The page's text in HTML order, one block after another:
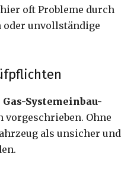
oft Probleme durch
oder unvollständige
Gas-Systemeinbau-
vorgeschrieben. Ohne
als unsicher und